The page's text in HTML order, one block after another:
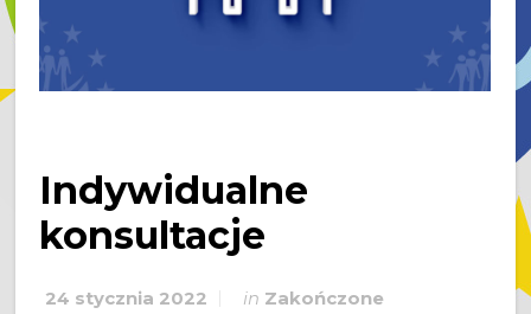
Indywidualne
konsultacje
24 stycznia 2022 in Zakończone